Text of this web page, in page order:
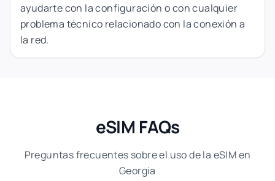
ayudarte con la configuración o con cualquier
problema técnico relacionado con la conexión a
la red.
eSIM FAQs
Preguntas frecuentes sobre el uso de la eSIM en
Georgia